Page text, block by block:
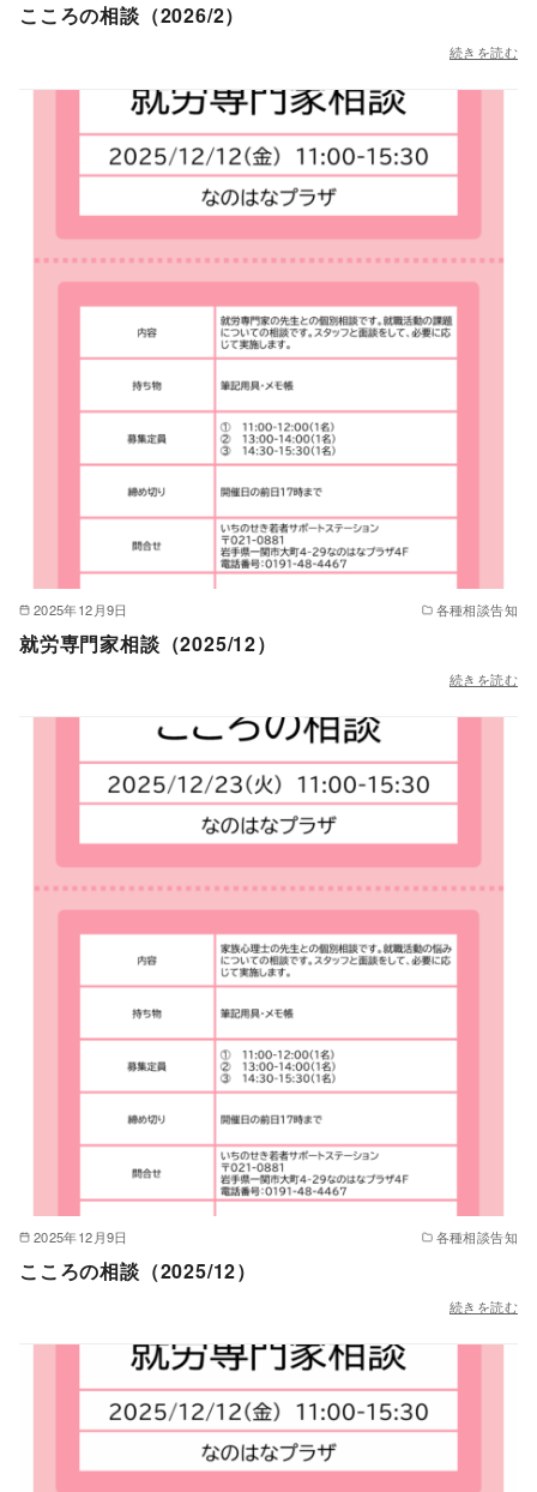
こころの相談（2026/2）
続きを読む
2025年12月9日 各種相談告知
就労専門家相談（2025/12）
続きを読む
2025年12月9日 各種相談告知
こころの相談（2025/12）
続きを読む